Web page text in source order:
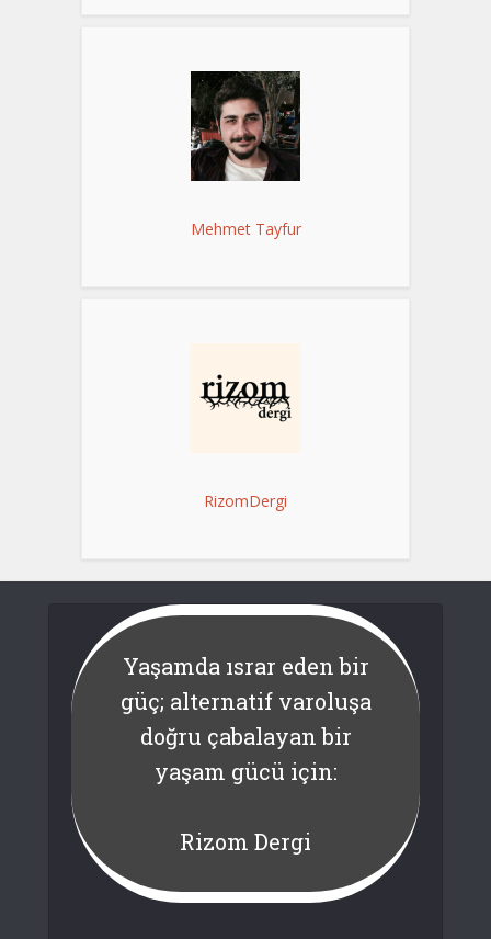
Mehmet Tayfur
RizomDergi
Yaşamda ısrar eden bir
güç; alternatif varoluşa
doğru çabalayan bir
yaşam gücü için:
Rizom Dergi